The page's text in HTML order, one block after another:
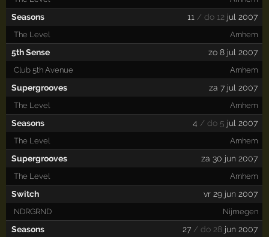
Seasons 11 / do 12 jul 2007
The Level Arnhem
5th Sense zo 8 jul 2007
Club 5th Avenue Arnhem
Supergrooves za 7 jul 2007
The Level Arnhem
Seasons 4 / do 5 jul 2007
The Level Arnhem
Supergrooves za 30 jun 2007
The Level Arnhem
Switch vr 29 jun 2007
NDRGRND Nijmegen
Seasons 27 / do 28 jun 2007